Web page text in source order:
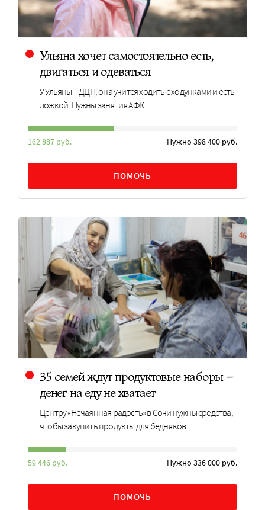
Ульяна хочет самостоятельно есть,
двигаться и одеваться
У Ульяны – ДЦП, она учится ходить с ходунками и есть
ложкой. Нужны занятия АФК
162 887 руб. Нужно 398 400 руб.
ПОМОЧЬ
35 семей ждут продуктовые наборы –
денег на еду не хватает
Центру «Нечаянная радость» в Сочи нужны средства,
чтобы закупить продукты для бедняков
59 446 руб. Нужно 336 000 руб.
ПОМОЧЬ